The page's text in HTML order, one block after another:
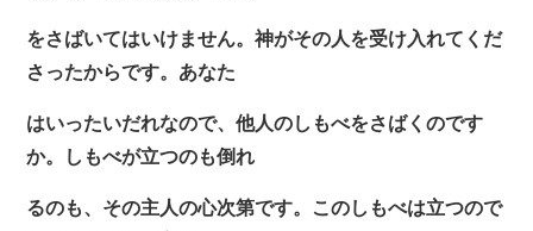
をさばいてはいけません。神がその人を受け入れてくだ
さったからです。あなた
はいったいだれなので、他人のしもべをさばくのです
か。しもべが立つのも倒れ
るのも、その主人の心次第です。このしもべは立つので